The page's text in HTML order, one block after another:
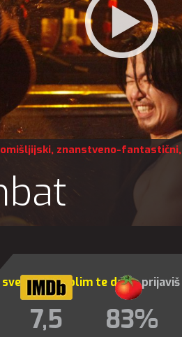
, znanstveno-fantastični,
sve opcije molim te da seprijaviš
7,5 83%